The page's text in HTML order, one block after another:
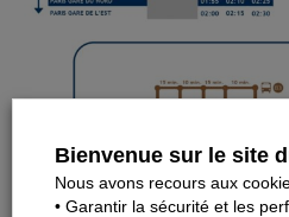
Bienvenue sur le site
Nous avons recours aux
• Garantir la sécurité et les